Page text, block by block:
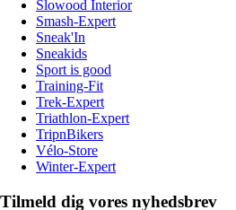
Slowood Interior
Smash-Expert
Sneak'In
Sneakids
Sport is good
Training-Fit
Trek-Expert
Triathlon-Expert
TripnBikers
Vélo-Store
Winter-Expert
Tilmeld dig vores nyhedsbrev